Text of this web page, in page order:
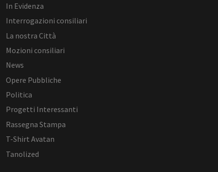
In Evidenza
Interrogazioni consiliari
La nostra Città
Mozioni consiliari
News
Opere Pubbliche
Politica
Progetti Interessanti
Rassegna Stampa
T-Shirt Avatan
Tanolized